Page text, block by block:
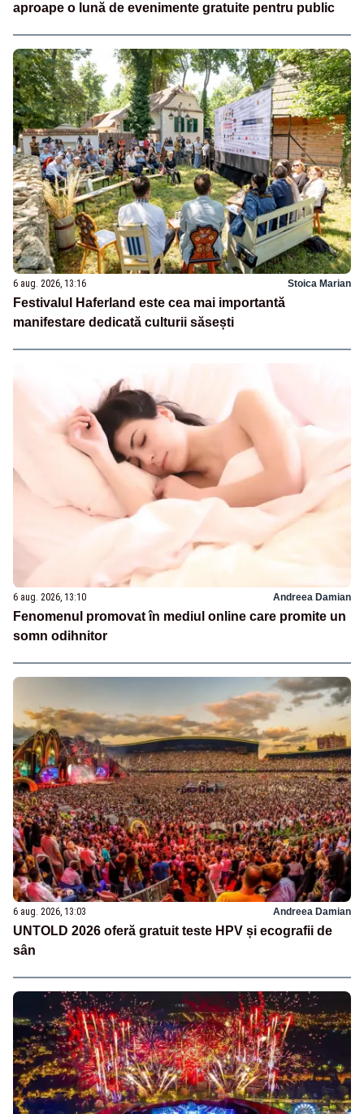
aproape o lună de evenimente gratuite pentru public
6 aug. 2026, 13:16 Stoica Marian
Festivalul Haferland este cea mai importantă
manifestare dedicată culturii săsești
6 aug. 2026, 13:10 Andreea Damian
Fenomenul promovat în mediul online care promite un
somn odihnitor
6 aug. 2026, 13:03 Andreea Damian
UNTOLD 2026 oferă gratuit teste HPV și ecografii de
sân